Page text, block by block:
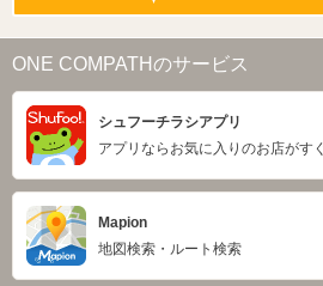
ONE COMPATHのサービス
シュフーチラシアプリ
アプリならお気に入りのお店がす
Mapion
地図検索・ルート検索